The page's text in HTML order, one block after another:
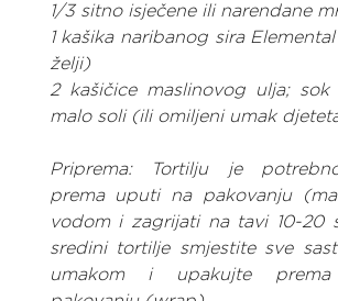
1/3 sitno isječene ili narendane
1 kašika naribanog sira
želji)
2 kašičice maslinovog ulja;
malo soli (ili omiljeni umak
Priprema: Tortilju je
prema uputi na pakovanju
vodom i zagrijati na tavi 10-20
sredini tortilje smjestite sve
umakom i upakujte